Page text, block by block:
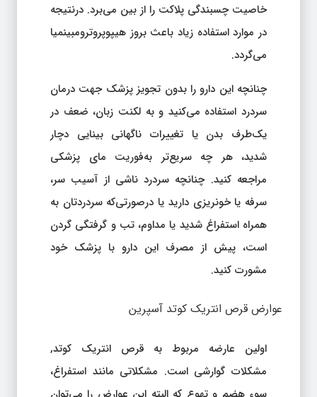
خاصیت چسبندگی پلاکت را از بین می‌برد. درنتیجه
در موارد استفاده زیاد باعث بروز هیپوپروترومبینمیا
می‌گردد.
چنانچه این دارو را بدون تجویز پزشک جهت درمان
سردرد استفاده می‌کنید و به لکنت زبان، ضعف در
یک‌طرف بدن یا تغییرات ناگهانی بینایی دچار
شدید، هر چه سریع‌تر به‌فوریت مای پزشکی
مراجعه کنید. چنانچه سردرد ناشی از آسیب سر،
سرفه یا خونریزی دارید یا درصورتی‌که سردردتان به
همراه استفراغ شدید یا مداوم، تب و گرفتگی گردن
است، پیش از مصرف این دارو با پزشک خود
مشورت کنید.
عوارض قرص انتریک کوتد آسپرین
اولین عارضه مربوط به قرص انتریک کوتد,
مشکلات گوارشی است. مشکلاتی مانند استفراغ،